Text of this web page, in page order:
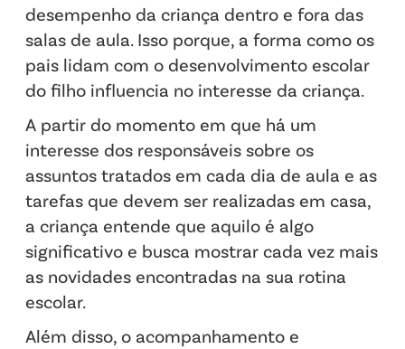
desempenho da criança dentro e fora das
salas de aula. Isso porque, a forma como os
pais lidam com o desenvolvimento escolar
do filho influencia no interesse da criança.
A partir do momento em que há um
interesse dos responsáveis sobre os
assuntos tratados em cada dia de aula e as
tarefas que devem ser realizadas em casa,
a criança entende que aquilo é algo
significativo e busca mostrar cada vez mais
as novidades encontradas na sua rotina
escolar.
Além disso, o acompanhamento e